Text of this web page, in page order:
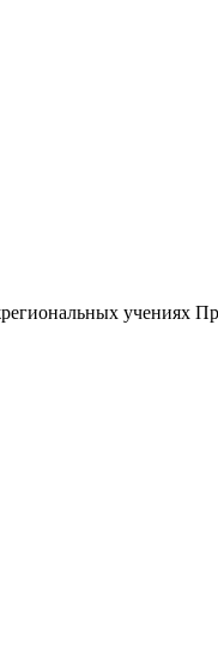
учениях Пр